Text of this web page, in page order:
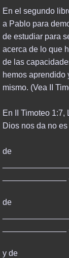
En el segundo
a Pablo para
de estudiar para
acerca de lo que
de las
hemos aprendido
mismo. (Vea II
En II Timoteo
Dios nos da no
de
______________
de
______________
y de